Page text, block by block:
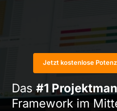
Jetzt kostenlose
Das #1
Framework im